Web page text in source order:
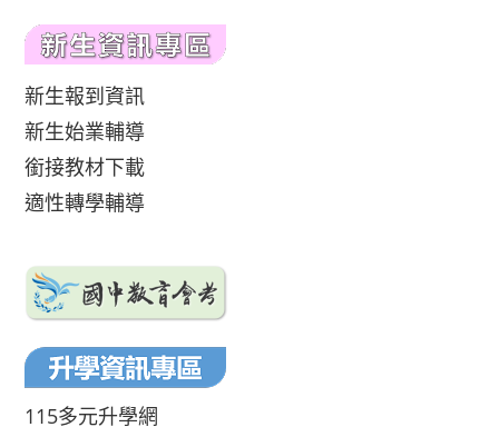
新生報到資訊
新生始業輔導
銜接教材下載
適性轉學輔導
115多元升學網